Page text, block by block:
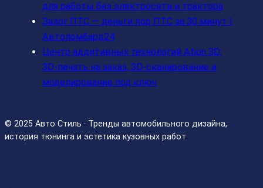
для работы без электросети и трактора
Залог ПТС — деньги под ПТС за 30 минут |
Автоломбард24
Центр аддитивных технологий Ation 3D:
3D-печать на заказ, 3D-сканирование и
моделирование под ключ
© 2025 Авто Стиль · Тренды автомобильного дизайна,
история тюнинга и эстетика кузовных работ.